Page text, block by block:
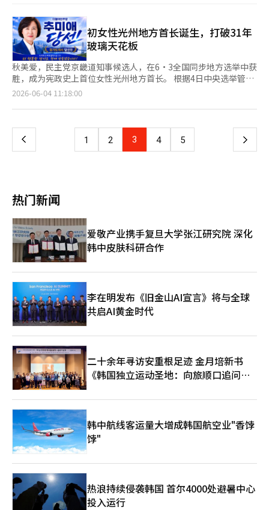
乙（朴志源）和济州西归浦（金成范）等地也取得了胜利，但郑青
来代表所宣称的“保住13个席位”的目标未能实现。※ 本报道经
人工智能（AI）系统翻译与编辑。
站上查询。不过，现场情况可能会导致日程和顺序的变更。 文化
体育观光部部长崔辉永表示：“通过此次‘国乐日’，我们重
温‘全民共同享受我们的音乐’的‘余民乐’价值，并将不遗余力
地支持国乐更贴近我们人民的日常生活。”
得足以阻止无限制辩论（冗长辩论）结束或快速处理议案（快速通
道）的席位（120席），预计在国会内的两党关系将继续面临困
难。※ 本报道经人工智能（AI）系统翻译与编辑。
候选人、李元泽全北知事候选人、朴灿大仁川市长候选人、赵相浩
世宗市长候选人、申永汉忠北知事候选人的当选也已成定局。在釜
山，民主党候选人全在秀表示：“我将认真对待选择变革的釜山市
民的意愿。”并宣布胜利。 而在国民力量党中，除了早早确认当
选的李哲宇外，目前只有秋景浩大邱市长候选人的当选有望。秋候
选人在对手金富谦民主党候选人宣布认输后表示：“感谢并尊敬与
我竞争的金富谦候选人。我会定期与他见面，获取许多建议。”
与此同时，在正在进行计票的首尔、江原、忠南和庆南等地，尚未
出现有力候选人。不过，除江原外，其他地区的出口调查结果显示
主党将在全国16个地区中赢得12至14个，国民力量党则将获得2至
4个。 ※ 本报道经人工智能（AI）系统翻译与编辑。
배以较大差距确认当选。 民型배在6月3日光州西区的选举办公室
宣布当选后表示：“感谢大家赋予我全南光州综合特别市市长这一
重要职责。我将认真对待市民的选择。” 他进一步指出：“我们
现在站在韩国首个也是唯一的综合特别市的门口，这是全南与光州
合力成为韩国新的增长引擎的机会。我将与市民一起开辟这条新
路，证明全南光州在地区主导的压倒性增长中走在前列。” 此
外，民型배表示将致力于实现增长的成果：“我将为年轻人提供在
家乡追梦的机会，为抚养孩子的家庭提供坚实的照顾，为老年人提
供便利的医院和安全的日常生活。”他还补充道：“我将建立一个
（AI）系统翻译与编辑。
初女性光州地方首长诞生，打破31年
玻璃天花板
秋美爱，民主党京畿道知事候选人，在6·3全国同步地方选举中获
胜，成为宪政史上首位女性光州地方首长。 根据4日中央选举管理
委员会的消息，秋当选人在整个计票过程中始终保持领先，最终确
开始便引发了强烈的支持潮。被选为京畿道知事候选人后，她的支
种势头延续到投票中，最终赢得胜利。 尤其是此次当选，标志着
她成为宪政史上首位女性光州地方首长，为政治史书写了新的篇
选人金恩惠挑战京畿道知事职务，均为典型例子。在第五届地方选
举中，韩候选人与当时的汉拿党（国民力量前身）候选人吴世勋展
开了激烈的竞争，最终以0.2个百分点的差距落败。在四年前的第
八届地方选举中，金候选人在计票率达到90%时曾领先对手，但最
终逆转，以0.15个百分点的差距遗憾落选。 秋当选人被认为是政治
生涯中创造了无数“首次”记录的人物。出生于大邱的秋当选人于
1995年在担任法官期间，受到时任新政治国民会议总裁金大中的
邀请进入政坛。1997年大选时，她在保守派重镇大邱领导“贞德
竞选团”，为金总统的当选做出了贡献，从而声名鹊起。秋美爱与
贞德结合的“秋达克”这一昵称便是在此时诞生。 政治入门的次
年，她在第15届国会选举中当选，进入国会。此后在同一选区连任
第16、18、19、20届议员。2024年第22届国会选举中，她被战略
性提名为京畿道汉南甲选区的候选人当选，成为女性议员中任期最
北的女性党代表。在文在寅政府中，她担任法务部长。 秋当选人
在确认当选京畿道知事后与记者见面时表示：“我从未走过一条轻
松的道路”，“无论多么困难，我始终坚持原则和信念，默默地只
关注人民进行政治。” 在男性主导的政治圈中，凭借果断的表
现，秋当选人继任女性任期最长的议员后，再次攀登至首位道知事
的职位，迅速成为总统候选人热门人选。下一次总统选举将在她的
京畿道知事任期结束的2030年举行。 不过，秋当选人强调，成功
的地方治理是首要任务。她表示：“在接手地方治理后，必须赢得
大家的信任，证明自己能做好，才能考虑更大的责任”，并指
出：“不能把这个职位（知事）当作手段。”她还表示：“要在能
力上建立信任后再考虑下一步，单凭当选就决定下一步的方向与我
的哲学和原则不符。”※ 本报道经人工智能（AI）系统翻译与编
辑。
2026-06-04 11:18:00
上
页
1 2 3 4 5 下
热门新闻
爱敬产业携手复旦大学张江研究院 深化
韩中皮肤科研合作
李在明发布《旧金山AI宣言》将与全球
共启AI黄金时代
二十余年寻访安重根足迹 金月培新书
《韩国独立运动圣地：向旅顺口追问历
韩中航线客运量大增成韩国航空业"香饽
饽"
热浪持续侵袭韩国 首尔4000处避暑中心
投入运行